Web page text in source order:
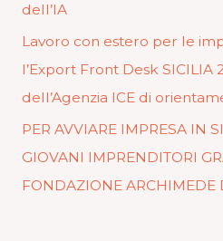
dell’IA
Lavoro con estero per le
l’Export Front Desk SICILIA
dell’Agenzia ICE di
PER AVVIARE IMPRESA IN
GIOVANI IMPRENDITORI
FONDAZIONE ARCHIMEDE